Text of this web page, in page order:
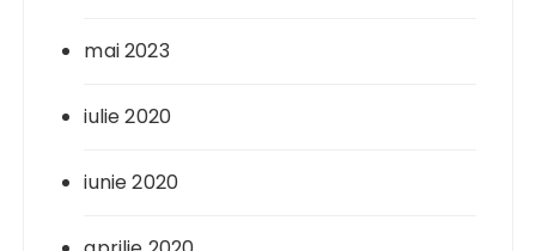
mai 2023
iulie 2020
iunie 2020